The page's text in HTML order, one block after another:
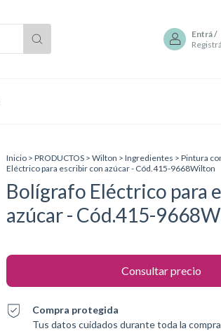
Entrá/
Inicio > PRODUCTOS > Wilton > Ingredientes > Pintura
Eléctrico para escribir con azúcar - Cód.415-9668Wilton
Bolígrafo Eléctrico para
azúcar - Cód.415-
Compra protegida
Tus datos cuidados durante toda la